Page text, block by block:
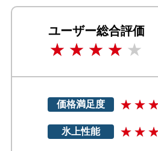
ユーザー総合評価
価格満足度
氷上性能